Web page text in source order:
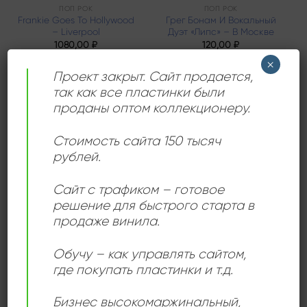
ПОП РОК
Frankie Goes To Hollywood
– Liverpool
1080,00₽
Продается: Интернет-магазин
Пластиночка
Продано
ПОП РОК
Грег Бонам И Вокальный
Дуэт «Липс» – В Москве
120,00₽
Продается: Интернет-магазин
Пластиночка
Продано
КЛАССИЧЕСКИЙ РОК
Roger Chapman – Roger
1200,00₽
ТЕХ ХАУС
1000,00₽
Проект закрыт. Сайт продается,
так как все пластинки были
проданы оптом коллекционеру.
Стоимость сайта 150 тысяч
рублей.
Сайт с трафиком – готовое
решение для быстрого старта в
продаже винила.
Обучу – как управлять сайтом,
где покупать пластинки и т.д.
Бизнес высокомаржинальный,
×